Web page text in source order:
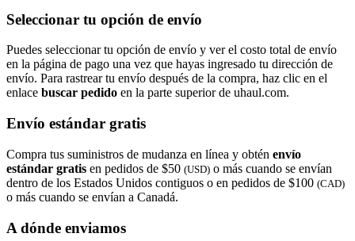
Seleccionar tu opción de envío
Puedes seleccionar tu opción de envío y ver el costo total de envío
en la página de pago una vez que hayas ingresado tu dirección de
envío. Para rastrear tu envío después de la compra, haz clic en el
enlace buscar pedido​​​​​​​ en la parte superior de uhaul.com.
Envío estándar gratis
Compra tus suministros de mudanza en línea y obtén envío
estándar gratis en pedidos de $50 (USD) o más cuando se envían
dentro de los Estados Unidos contiguos o en pedidos de $100 (CAD)
o más cuando se envían a Canadá.
A dónde enviamos